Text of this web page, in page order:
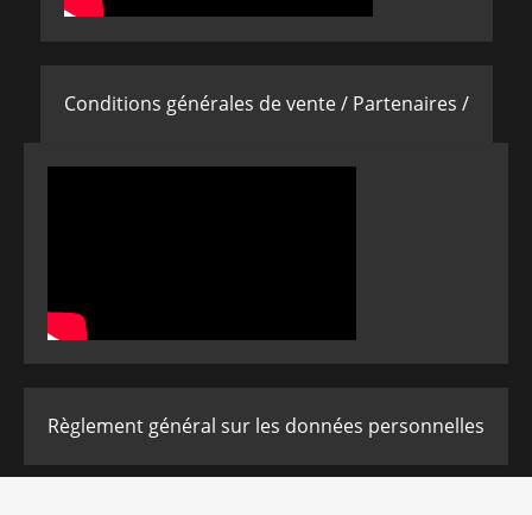
Conditions générales de vente / Partenaires /
Règlement général sur les données personnelles